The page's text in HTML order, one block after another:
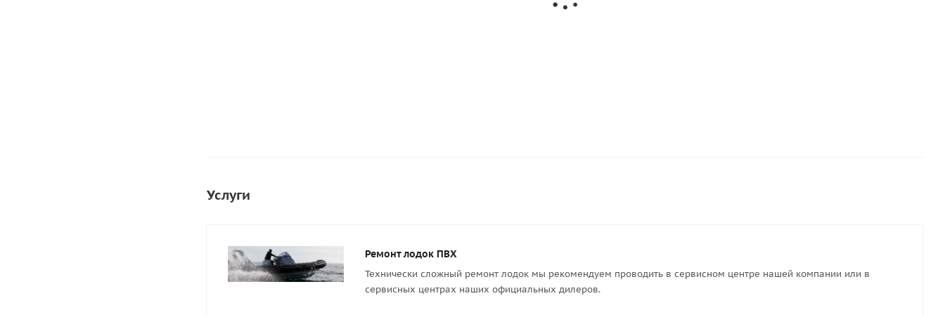
Услуги
Ремонт лодок ПВХ
Технически сложный ремонт лодок мы рекомендуем проводить в сервисном центре нашей компании или в
сервисных центрах наших официальных дилеров.